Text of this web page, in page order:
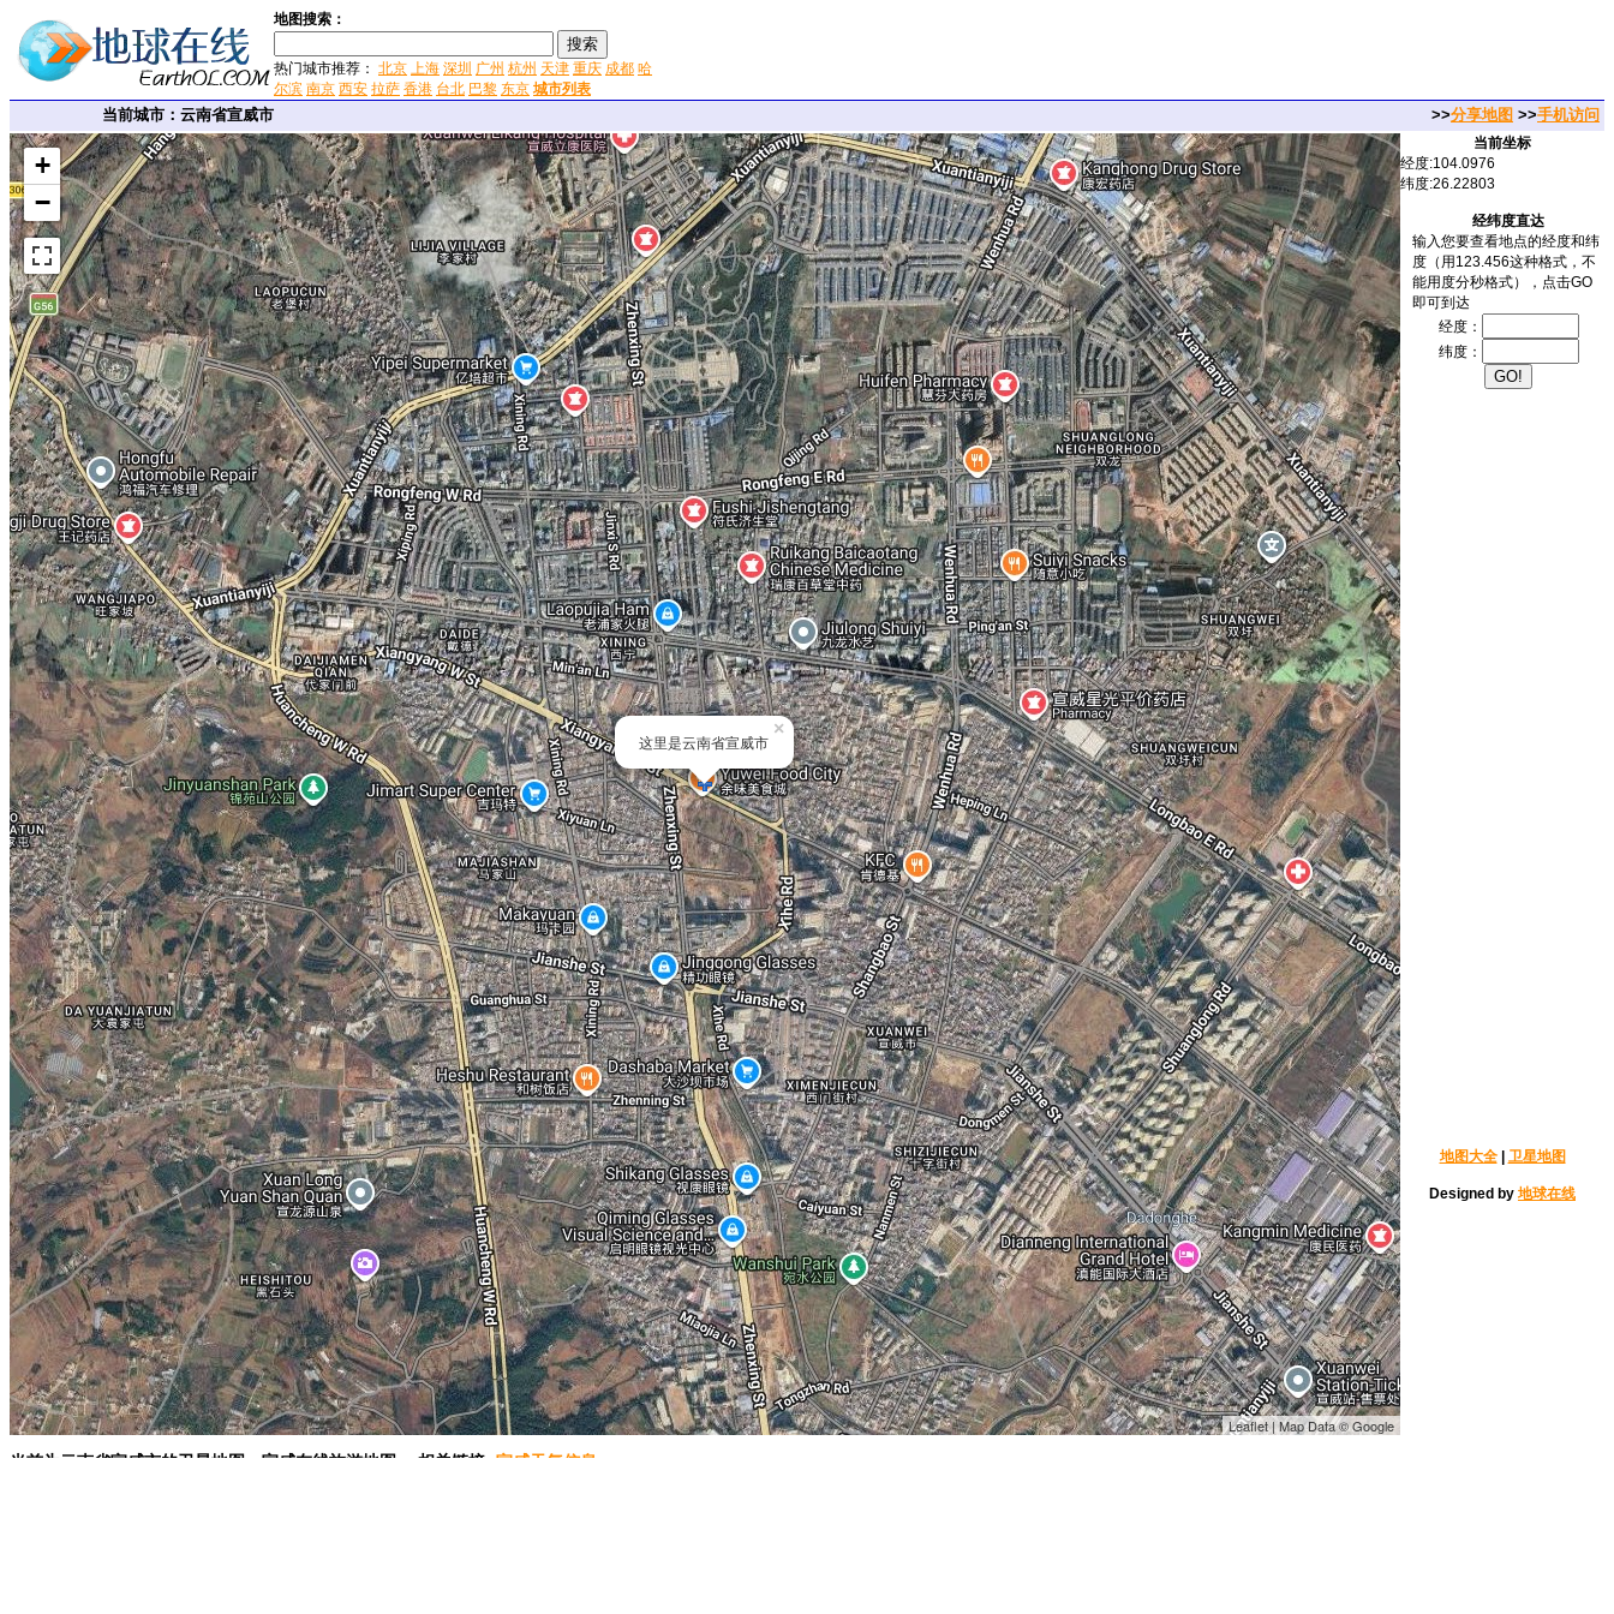
地图搜索：
热门城市推荐： 北京 上海 深圳 广州 杭州 天津 重庆 成都 哈
尔滨 南京 西安 拉萨 香港 台北 巴黎 东京 城市列表
当前城市：云南省宣威市 >>分享地图 >>手机访问
这里是云南省宣威市
×
+
−
Leaflet | Map Data © Google
当前为云南省宣威市的卫星地图，宣威在线旅游地图。 相关链接: 宣威天气信息
当前坐标
经度:104.0976
纬度:26.22803
经纬度直达
输入您要查看地点的经度和纬
度（用123.456这种格式，不
能用度分秒格式），点击GO
即可到达
经度：
纬度：
地图大全| 卫星地图
Designed by 地球在线